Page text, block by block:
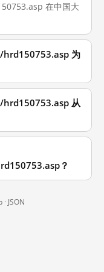
在中国大
为
从
？
JSON